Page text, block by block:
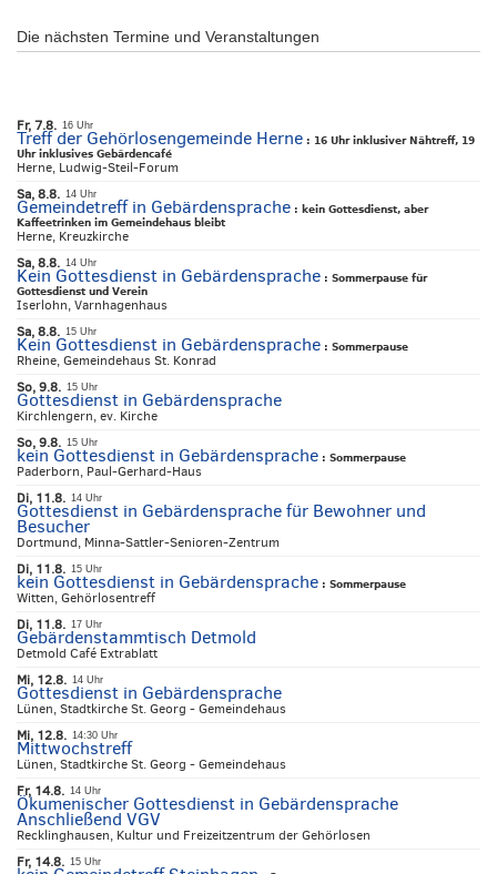
Die nächsten Termine und Veranstaltungen
Fr, 7.8. 16 Uhr
Treff der Gehörlosengemeinde Herne : 16 Uhr inklusiver Nähtreff, 19
Uhr inklusives Gebärdencafé
Herne, Ludwig-Steil-Forum
Sa, 8.8. 14 Uhr
Gemeindetreff in Gebärdensprache : kein Gottesdienst, aber
Kaffeetrinken im Gemeindehaus bleibt
Herne, Kreuzkirche
Sa, 8.8. 14 Uhr
Kein Gottesdienst in Gebärdensprache : Sommerpause für
Gottesdienst und Verein
Iserlohn, Varnhagenhaus
Sa, 8.8. 15 Uhr
Kein Gottesdienst in Gebärdensprache : Sommerpause
Rheine, Gemeindehaus St. Konrad
So, 9.8. 15 Uhr
Gottesdienst in Gebärdensprache
Kirchlengern, ev. Kirche
So, 9.8. 15 Uhr
kein Gottesdienst in Gebärdensprache : Sommerpause
Paderborn, Paul-Gerhard-Haus
Di, 11.8. 14 Uhr
Gottesdienst in Gebärdensprache für Bewohner und
Besucher
Dortmund, Minna-Sattler-Senioren-Zentrum
Di, 11.8. 15 Uhr
kein Gottesdienst in Gebärdensprache : Sommerpause
Witten, Gehörlosentreff
Di, 11.8. 17 Uhr
Gebärdenstammtisch Detmold
Detmold Café Extrablatt
Mi, 12.8. 14 Uhr
Gottesdienst in Gebärdensprache
Lünen, Stadtkirche St. Georg - Gemeindehaus
Mi, 12.8. 14:30 Uhr
Mittwochstreff
Lünen, Stadtkirche St. Georg - Gemeindehaus
Fr, 14.8. 14 Uhr
Ökumenischer Gottesdienst in Gebärdensprache
Anschließend VGV
Recklinghausen, Kultur und Freizeitzentrum der Gehörlosen
Fr, 14.8. 15 Uhr